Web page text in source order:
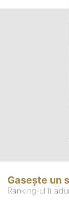
Gasește un
Ranking-ul îi